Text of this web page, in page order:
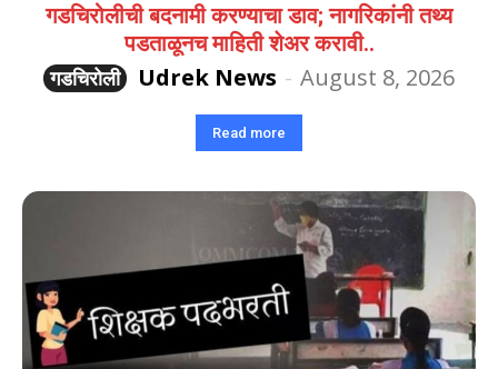
गडचिरोलीची बदनामी करण्याचा डाव; नागरिकांनी तथ्य
पडताळूनच माहिती शेअर करावी..
गडचिरोली
Udrek News - August 8, 2026
Read more